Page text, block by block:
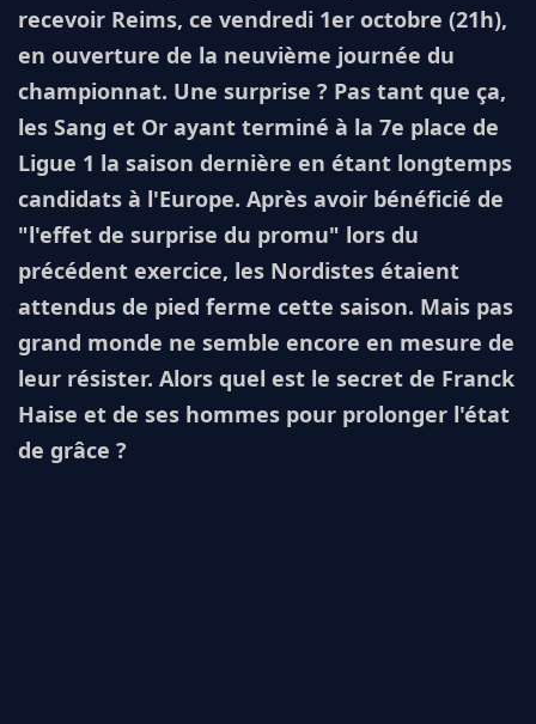
recevoir Reims, ce vendredi 1er octobre (21h),
en ouverture de la neuvième journée du
championnat. Une surprise ? Pas tant que ça,
les Sang et Or ayant terminé à la 7e place de
Ligue 1 la saison dernière en étant longtemps
candidats à l'Europe. Après avoir bénéficié de
"l'effet de surprise du promu" lors du
précédent exercice, les Nordistes étaient
attendus de pied ferme cette saison. Mais pas
grand monde ne semble encore en mesure de
leur résister. Alors quel est le secret de Franck
Haise et de ses hommes pour prolonger l'état
de grâce ?